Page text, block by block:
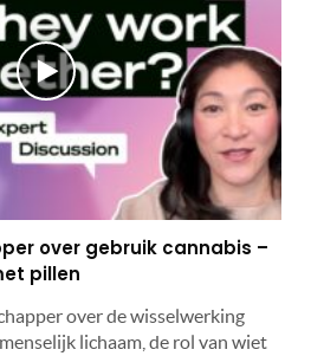
over gebruik cannabis –
pillen
over de wisselwerking
lichaam, de rol van wiet